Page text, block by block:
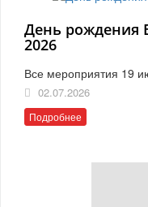
День рождения
2026
Все мероприятия 19
02.07.2026
Подробнее